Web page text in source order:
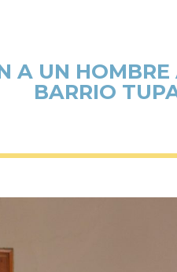
A UN
BARRIO